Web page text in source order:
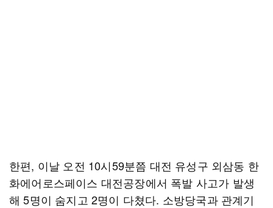
한편, 이날 오전 10시59분쯤 대전 유성구 외삼동 한
화에어로스페이스 대전공장에서 폭발 사고가 발생
해 5명이 숨지고 2명이 다쳤다. 소방당국과 관계기